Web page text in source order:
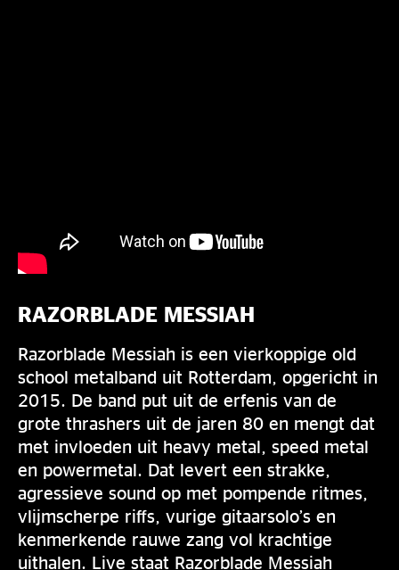
RAZORBLADE MESSIAH
Razorblade Messiah is een vierkoppige old
school metalband uit Rotterdam, opgericht in
2015. De band put uit de erfenis van de
grote thrashers uit de jaren 80 en mengt dat
met invloeden uit heavy metal, speed metal
en powermetal. Dat levert een strakke,
agressieve sound op met pompende ritmes,
vlijmscherpe riffs, vurige gitaarsolo’s en
kenmerkende rauwe zang vol krachtige
uithalen. Live staat Razorblade Messiah